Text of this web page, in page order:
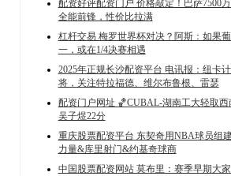
配资好评配资门户 价格敲定！巴萨7500
全能前锋，性价比拉满
杠杆交易 梅罗世界杯对决？阿斯：如果
一，或在1/4决赛相遇
2025年正规长沙配资平台 电讯报：纽卡
将，关注特拉福德、维尔布鲁根、雷瑟
配资门户网址 🏀CUBAL-湖南工大轻取西
吴子煜22分
重庆股票配资平台 东契奇用NBA球员组
力量&库里射门&约基奇球商
中国股票配资网站 莫布里：赛季早期大